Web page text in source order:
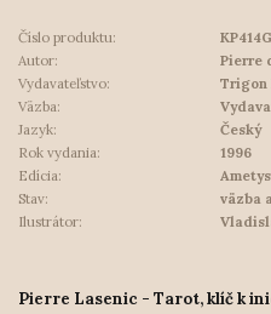
Číslo produktu:
Autor:
Pierre
Vydavateľstvo:
Trigon
Väzba:
Jazyk:
Český
Rok vydania:
1996
Edícia:
Stav:
väzba
Ilustrátor:
Pierre Lasenic - Tarot, klíč k